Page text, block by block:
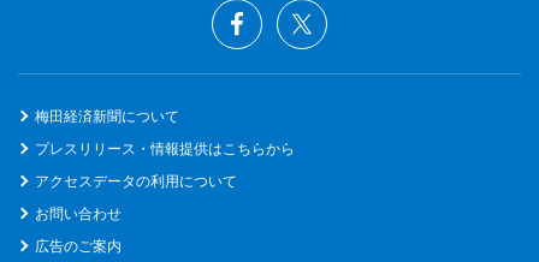
梅田経済新聞について
プレスリリース・情報提供はこちらから
アクセスデータの利用について
お問い合わせ
広告のご案内